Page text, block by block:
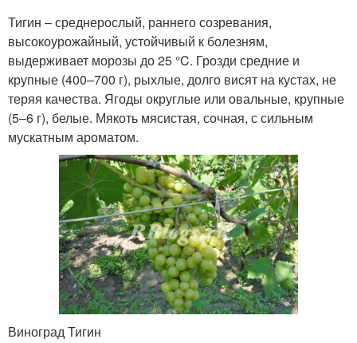
Тигин – среднерослый, раннего созревания,
высокоурожайный, устойчивый к болезням,
выдерживает морозы до 25 °C. Грозди средние и
крупные (400–700 г), рыхлые, долго висят на кустах, не
теряя качества. Ягоды округлые или овальные, крупные
(5–6 г), белые. Мякоть мясистая, сочная, с сильным
мускатным ароматом.
Виноград Тигин